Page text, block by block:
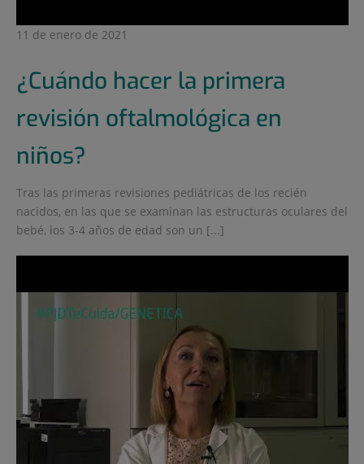
11 de enero de 2021
¿Cuándo hacer la primera
revisión oftalmológica en
niños?
Tras las primeras revisiones pediátricas de los recién
nacidos, en las que se examinan las estructuras oculares del
bebé, los 3-4 años de edad son un [...]